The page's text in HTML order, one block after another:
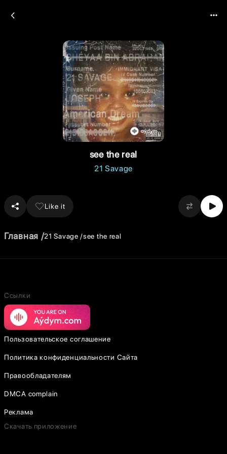
see the real
21 Savage
Like it
Главная 21 Savage see the real
Ссылки
Пользовательское соглашение
Политика конфиденциальности Сайта
Правообладателям
DMCA complain
Реклама
Скачать приложение